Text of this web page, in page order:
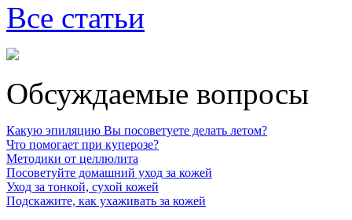
Все статьи
Обсуждаемые вопросы
Какую эпиляцию Вы посоветуете делать летом?
Что помогает при куперозе?
Методики от целлюлита
Посоветуйте домашний уход за кожей
Уход за тонкой, сухой кожей
Подскажите, как ухаживать за кожей